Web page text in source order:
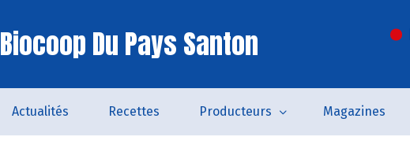
Biocoop Du Pays Santon
Actualités Recettes Producteurs Magazines